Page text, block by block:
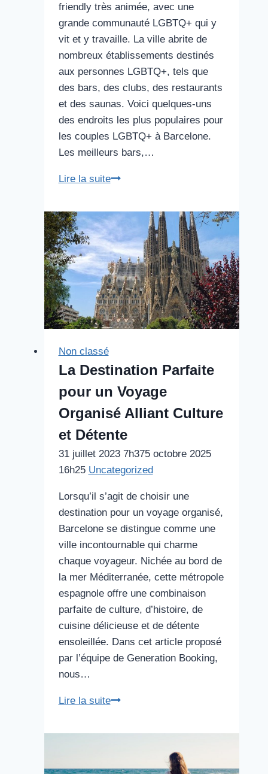
friendly très animée, avec une
grande communauté LGBTQ+ qui y
vit et y travaille. La ville abrite de
nombreux établissements destinés
aux personnes LGBTQ+, tels que
des bars, des clubs, des restaurants
et des saunas. Voici quelques-uns
des endroits les plus populaires pour
les couples LGBTQ+ à Barcelone.
Les meilleurs bars,…
Lire la suiteLes
endroits
pour
découvrir
le
Barcelone
LGBT
Non classé
La Destination Parfaite
pour un Voyage
Organisé Alliant Culture
et Détente
31 juillet 2023 7h375 octobre 2025
16h25 Uncategorized
Lorsqu’il s’agit de choisir une
destination pour un voyage organisé,
Barcelone se distingue comme une
ville incontournable qui charme
chaque voyageur. Nichée au bord de
la mer Méditerranée, cette métropole
espagnole offre une combinaison
parfaite de culture, d’histoire, de
cuisine délicieuse et de détente
ensoleillée. Dans cet article proposé
par l’équipe de Generation Booking,
nous…
Lire la suiteLa
Parfaite